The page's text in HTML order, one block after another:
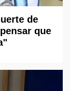
de
que